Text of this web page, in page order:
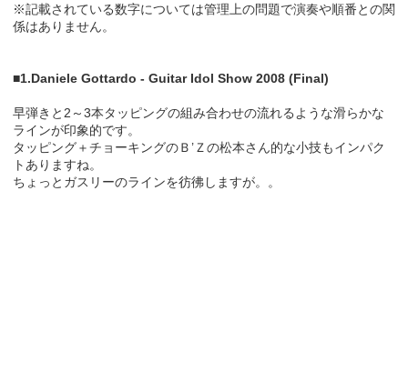
※記載されている数字については管理上の問題で演奏や順番との関
係はありません。
■1.Daniele Gottardo - Guitar Idol Show 2008 (Final)
早弾きと2～3本タッピングの組み合わせの流れるような滑らかな
ラインが印象的です。
タッピング＋チョーキングのＢ’Ｚの松本さん的な小技もインパク
トありますね。
ちょっとガスリーのラインを彷彿しますが。。